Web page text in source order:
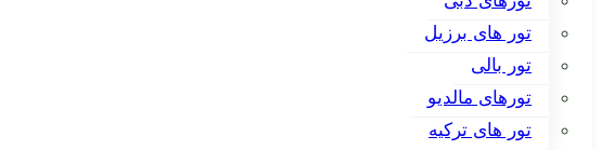
تور های برزیل
تور بالی
تورهای مالدیو
تور های ترکیه